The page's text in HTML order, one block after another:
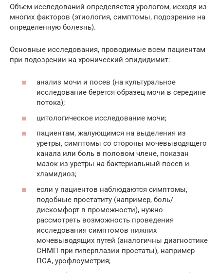
Объем исследований определяется урологом, исходя из
многих факторов (этиология, симптомы, подозрение на
определенную болезнь).
Основные исследования, проводимые всем пациентам
при подозрении на хронический эпидидимит:
анализ мочи и посев (на культуральное
исследование берется образец мочи в середине
потока);
цитологическое исследование мочи;
пациентам, жалующимся на выделения из
уретры, симптомы со стороны мочевыводящего
канала или боль в половом члене, показан
мазок из уретры на бактериальный посев и
хламидиоз;
если у пациентов наблюдаются симптомы,
подобные простатиту (например, боль/
дискомфорт в промежности), нужно
рассмотреть возможность проведения
исследования симптомов нижних
мочевыводящих путей (аналогичны диагностике
СНМП при гиперплазии простаты), например
ПСА, урофлоуметрия;